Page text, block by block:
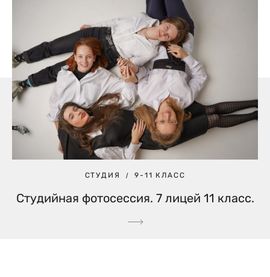
СТУДИЯ 9-11 КЛАСС
Студийная фотосессия. 7 лицей 11 класс.